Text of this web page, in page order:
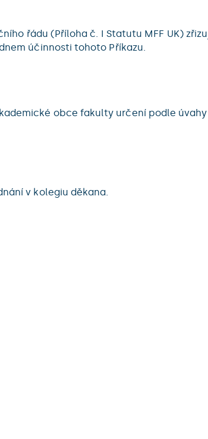
řádu (Příloha č. I Statutu MFF UK)
účinnosti tohoto Příkazu.
obce fakulty určení podle
v kolegiu děkana.